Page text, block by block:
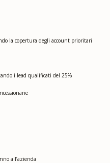
la copertura degli account prioritari
i lead qualificati del 25%
all’azienda